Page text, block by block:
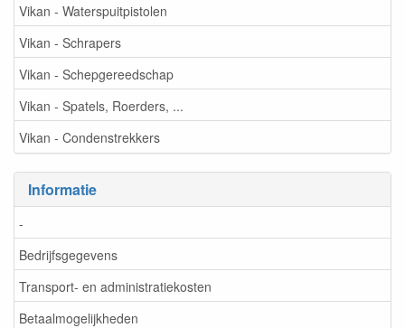
Vikan - Waterspuitpistolen
Vikan - Schrapers
Vikan - Schepgereedschap
Vikan - Spatels, Roerders, ...
Vikan - Condenstrekkers
Informatie
-
Bedrijfsgegevens
Transport- en administratiekosten
Betaalmogelijkheden